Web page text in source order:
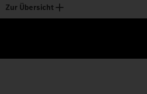
Zur Übersicht